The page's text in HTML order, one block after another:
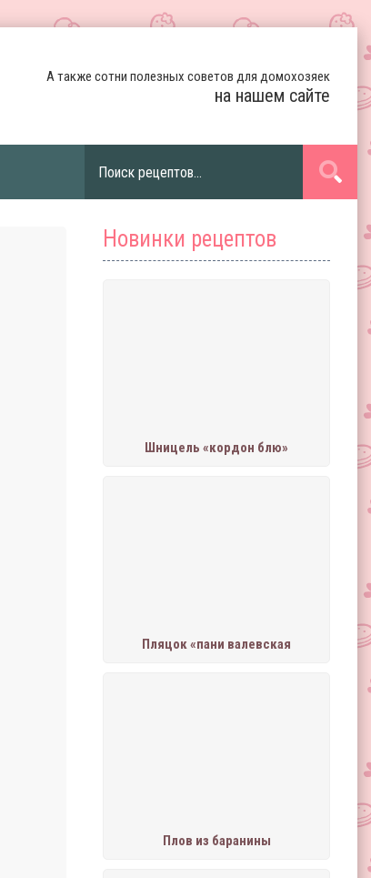
А также сотни полезных советов для домохозяек
на нашем сайте
Новинки рецептов
Шницель «кордон блю»
Пляцок «пани валевская
Плов из баранины